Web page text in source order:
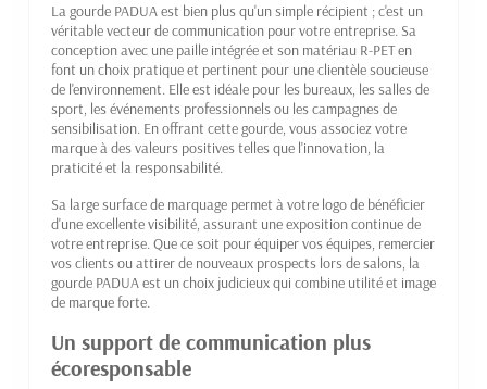
La gourde PADUA est bien plus qu'un simple récipient ; c'est un
véritable vecteur de communication pour votre entreprise. Sa
conception avec une paille intégrée et son matériau R-PET en
font un choix pratique et pertinent pour une clientèle soucieuse
de l'environnement. Elle est idéale pour les bureaux, les salles de
sport, les événements professionnels ou les campagnes de
sensibilisation. En offrant cette gourde, vous associez votre
marque à des valeurs positives telles que l'innovation, la
praticité et la responsabilité.
Sa large surface de marquage permet à votre logo de bénéficier
d'une excellente visibilité, assurant une exposition continue de
votre entreprise. Que ce soit pour équiper vos équipes, remercier
vos clients ou attirer de nouveaux prospects lors de salons, la
gourde PADUA est un choix judicieux qui combine utilité et image
de marque forte.
Un support de communication plus
écoresponsable